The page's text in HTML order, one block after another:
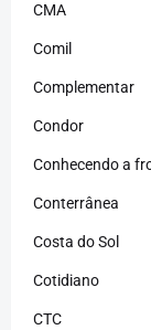
CMA
Comil
Complementar
Condor
Conhecendo a
Conterrânea
Costa do Sol
Cotidiano
CTC